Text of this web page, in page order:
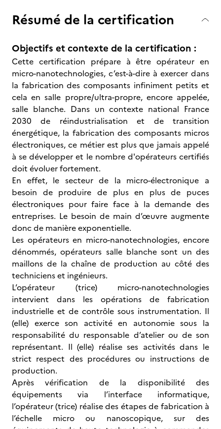
Résumé de la certification
Objectifs et contexte de la certification :
Cette certification prépare à être opérateur en
micro-nanotechnologies, c’est-à-dire à exercer dans
la fabrication des composants infiniment petits et
cela en salle propre/ultra-propre, encore appelée,
salle blanche. Dans un contexte national France
2030 de réindustrialisation et de transition
énergétique, la fabrication des composants micros
électroniques, ce métier est plus que jamais appelé
à se développer et le nombre d'opérateurs certifiés
doit évoluer fortement.
En effet, le secteur de la micro-électronique a
besoin de produire de plus en plus de puces
électroniques pour faire face à la demande des
entreprises. Le besoin de main d’œuvre augmente
donc de manière exponentielle.
Les opérateurs en micro-nanotechnologies, encore
dénommés, opérateurs salle blanche sont un des
maillons de la chaîne de production au côté des
techniciens et ingénieurs.
L’opérateur (trice) micro-nanotechnologies
intervient dans les opérations de fabrication
industrielle et de contrôle sous instrumentation. Il
(elle) exerce son activité en autonomie sous la
responsabilité du responsable d’atelier ou de son
représentant. Il (elle) réalise ses activités dans le
strict respect des procédures ou instructions de
production.
Après vérification de la disponibilité des
équipements via l’interface informatique,
l’opérateur (trice) réalise des étapes de fabrication à
l’échelle micro ou nanoscopique, sur des